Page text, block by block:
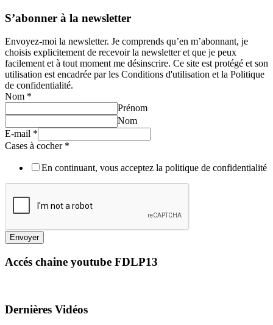
S’abonner à la newsletter
Envoyez-moi la newsletter. Je comprends qu’en m’abonnant, je
choisis explicitement de recevoir la newsletter et que je peux
facilement et à tout moment me désinscrire. Ce site est protégé et son
utilisation est encadrée par les Conditions d'utilisation et la Politique
de confidentialité.
Nom *
Prénom
Nom
E-mail *
Cases à cocher *
En continuant, vous acceptez la politique de confidentialité
Envoyer
Accés chaine youtube FDLP13
Dernières Vidéos